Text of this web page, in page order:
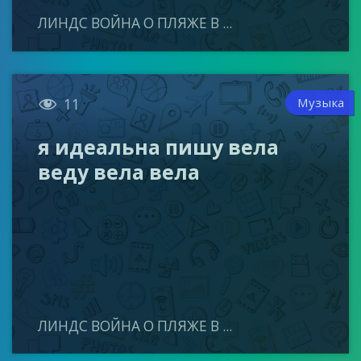
ЛИНДС ВОЙНА О ПЛЯЖЕ В ...
 11 Музыка
я идеальна пишу вела
веду вела вела
ЛИНДС ВОЙНА О ПЛЯЖЕ В ...